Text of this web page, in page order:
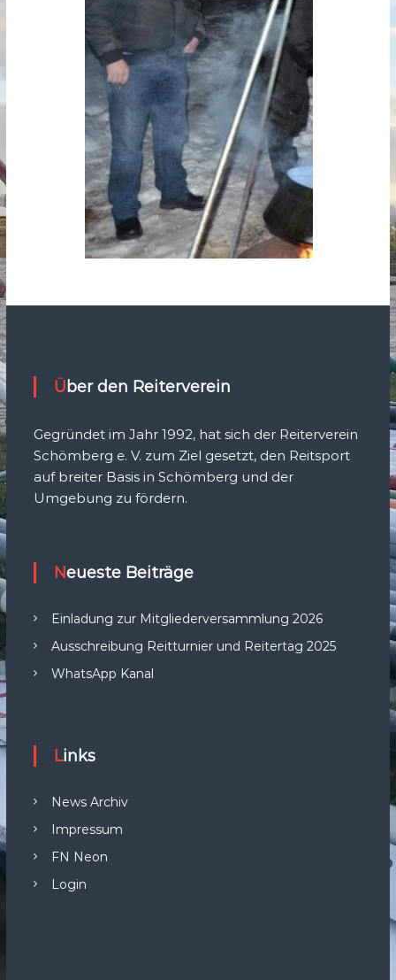
Über den Reiterverein
Gegründet im Jahr 1992, hat sich der Reiterverein
Schömberg e. V. zum Ziel gesetzt, den Reitsport
auf breiter Basis in Schömberg und der
Umgebung zu fördern.
Neueste Beiträge
Einladung zur Mitgliederversammlung 2026
Ausschreibung Reitturnier und Reitertag 2025
WhatsApp Kanal
Links
News Archiv
Impressum
FN Neon
Login